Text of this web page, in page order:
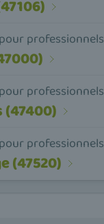
professionnels
professionnels
professionnels
(47520)